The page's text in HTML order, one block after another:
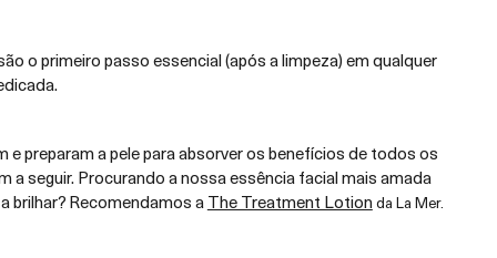
o primeiro passo essencial (após a limpeza) em qualquer
e preparam a pele para absorver os benefícios de todos os
a seguir. Procurando a nossa essência facial mais amada
brilhar? Recomendamos aThe Treatment Lotion da La Mer.